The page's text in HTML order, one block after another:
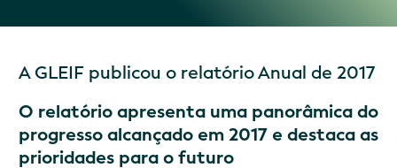
A GLEIF publicou o relatório Anual de 2017
O relatório apresenta uma panorâmica do
progresso alcançado em 2017 e destaca as
prioridades para o futuro